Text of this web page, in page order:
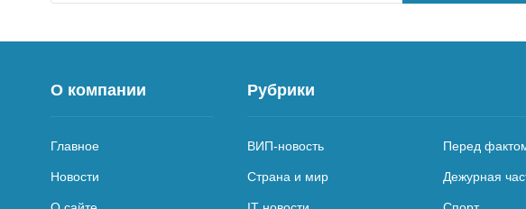
О компании
Главное
Новости
Рубрики
ВИП-новость Перед
Страна и мир Дежурная